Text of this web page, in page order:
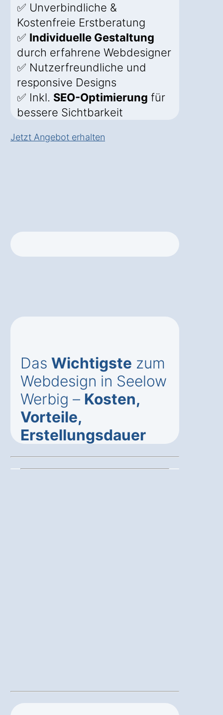
✅ Unverbindliche &
Kostenfreie Erstberatung
✅ Individuelle Gestaltung
durch erfahrene Webdesigner
✅ Nutzerfreundliche und
responsive Designs
✅ Inkl. SEO-Optimierung für
bessere Sichtbarkeit
Jetzt Angebot erhalten
Das Wichtigste zum
Webdesign in Seelow
Werbig – Kosten,
Vorteile,
Erstellungsdauer